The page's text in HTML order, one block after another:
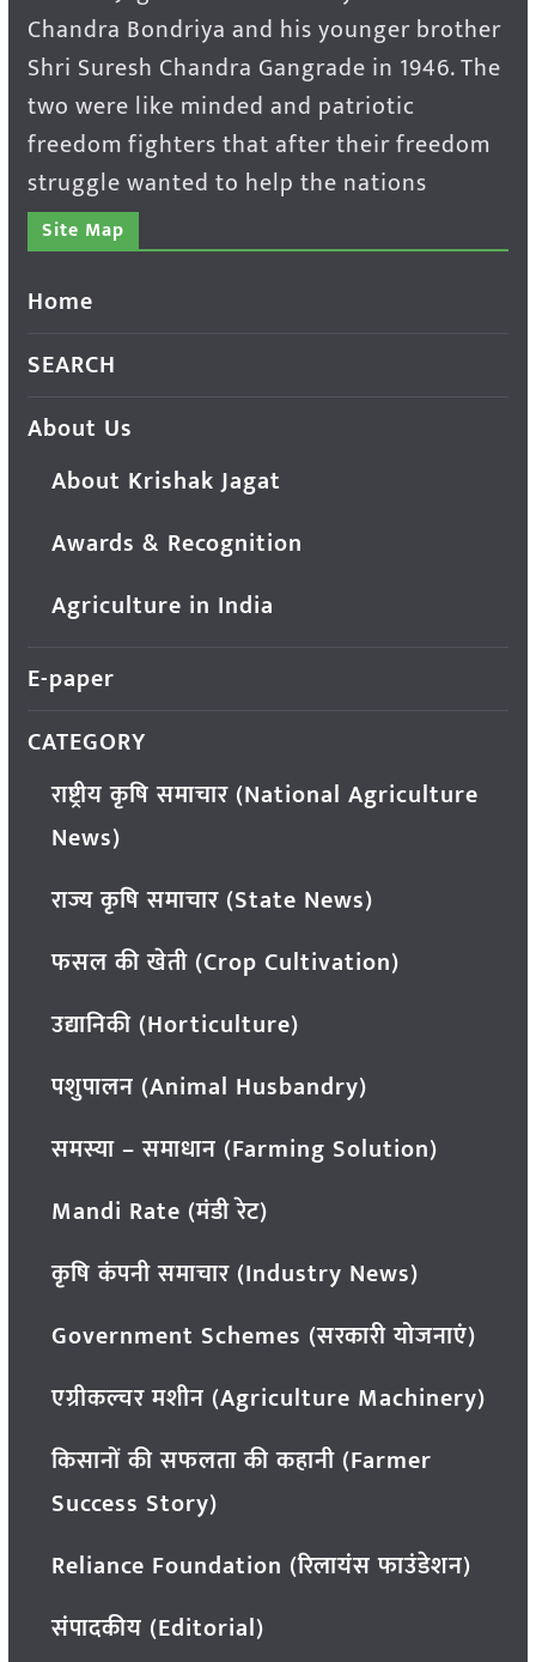
Chandra Bondriya and his younger brother
Shri Suresh Chandra Gangrade in 1946. The
two were like minded and patriotic
freedom fighters that after their freedom
struggle wanted to help the nations
Site Map
Home
SEARCH
About Us
About Krishak Jagat
Awards & Recognition
Agriculture in India
E-paper
CATEGORY
राष्ट्रीय कृषि समाचार (National Agriculture
News)
राज्य कृषि समाचार (State News)
फसल की खेती (Crop Cultivation)
उद्यानिकी (Horticulture)
पशुपालन (Animal Husbandry)
समस्या – समाधान (Farming Solution)
Mandi Rate (मंडी रेट)
कृषि कंपनी समाचार (Industry News)
Government Schemes (सरकारी योजनाएं)
एग्रीकल्चर मशीन (Agriculture Machinery)
किसानों की सफलता की कहानी (Farmer
Success Story)
Reliance Foundation (रिलायंस फाउंडेशन)
संपादकीय (Editorial)